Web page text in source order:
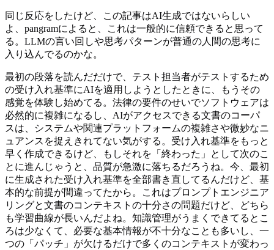
同じ反応をしたけど、この記事はAI生成ではないらしい
よ、pangramによると、これは一般的に信頼できると思って
る。LLMの言い回しや思考パターンが普通の人間の思考に
入り込んでるのかな。
最初の段落を読んだだけで、テスト担当者がテストするため
の受け入れ基準にAIを適用しようとしたときに、もうその
感覚を体験し始めてる。法律の要件のせいでソフトウェアは
必然的に複雑になるし、AIがアクセスできる文書のコーパ
スは、システムや関連プラットフォームの複雑さや微妙なニ
ュアンスを捉えきれてない気がする。受け入れ基準をもっと
早く作成できるけど、もしそれを「終わった」として次のこ
とに進んじゃうと、品質が急激に落ちるだろうね。今、最初
に生成された受け入れ基準を全部書き直してるんだけど、基
本的な前提が間違ってたから。これはプロンプトエンジニア
リングと文書のコンテキストの十分さの問題だけど、どちら
も学習曲線が長いんだよね。知識管理がうまくできてるとこ
ろは少なくて、必要な基本情報が不十分なことも多いし、一
つの「パッチ」が欠けるだけで多くのコンテキストが変わっ